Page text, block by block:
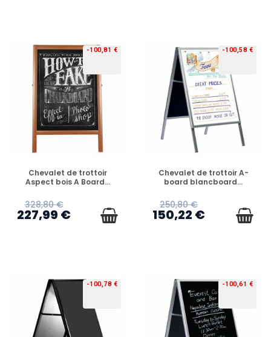
-100,81 €
PRÉCOMMANDE
Chevalet de trottoir
Aspect bois A Board...
328,80 €
227,99 €
-100,58 €
PRÉCOMMANDE
Chevalet de trottoir A-
board blancboard...
250,80 €
150,22 €
-100,78 € -100,61 €